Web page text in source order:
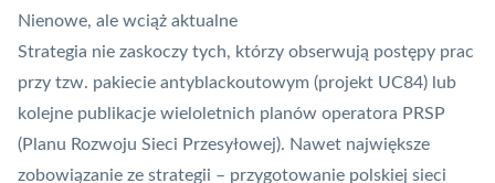
Nienowe, ale wciąż aktualne
Strategia nie zaskoczy tych, którzy obserwują postępy prac
przy tzw. pakiecie antyblackoutowym (projekt UC84) lub
kolejne publikacje wieloletnich planów operatora PRSP
(Planu Rozwoju Sieci Przesyłowej). Nawet największe
zobowiązanie ze strategii – przygotowanie polskiej sieci